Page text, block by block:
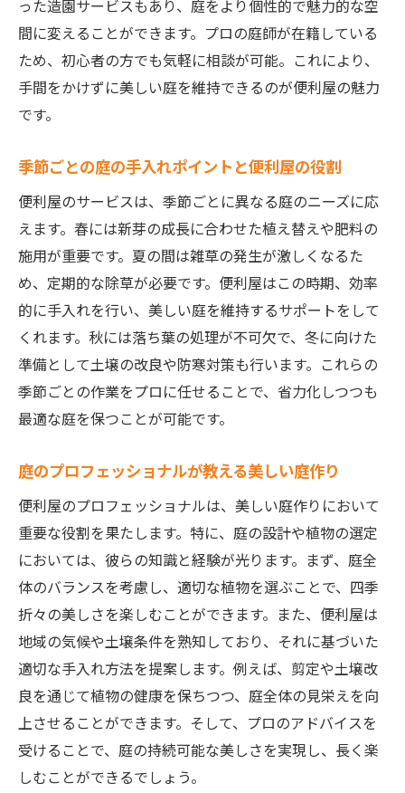
った造園サービスもあり、庭をより個性的で魅力的な空
間に変えることができます。プロの庭師が在籍している
ため、初心者の方でも気軽に相談が可能。これにより、
手間をかけずに美しい庭を維持できるのが便利屋の魅力
です。
季節ごとの庭の手入れポイントと便利屋の役割
便利屋のサービスは、季節ごとに異なる庭のニーズに応
えます。春には新芽の成長に合わせた植え替えや肥料の
施用が重要です。夏の間は雑草の発生が激しくなるた
め、定期的な除草が必要です。便利屋はこの時期、効率
的に手入れを行い、美しい庭を維持するサポートをして
くれます。秋には落ち葉の処理が不可欠で、冬に向けた
準備として土壌の改良や防寒対策も行います。これらの
季節ごとの作業をプロに任せることで、省力化しつつも
最適な庭を保つことが可能です。
庭のプロフェッショナルが教える美しい庭作り
便利屋のプロフェッショナルは、美しい庭作りにおいて
重要な役割を果たします。特に、庭の設計や植物の選定
においては、彼らの知識と経験が光ります。まず、庭全
体のバランスを考慮し、適切な植物を選ぶことで、四季
折々の美しさを楽しむことができます。また、便利屋は
地域の気候や土壌条件を熟知しており、それに基づいた
適切な手入れ方法を提案します。例えば、剪定や土壌改
良を通じて植物の健康を保ちつつ、庭全体の見栄えを向
上させることができます。そして、プロのアドバイスを
受けることで、庭の持続可能な美しさを実現し、長く楽
しむことができるでしょう。